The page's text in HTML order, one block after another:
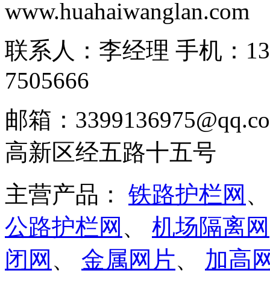
www.huahaiwanglan.com
联系人：李经理 手机：
7505666
邮箱：
高新区经五路十五号
主营产品： 铁路护栏网
公路护栏网 、 机场隔离网
闭网 、 金属网片、 加高